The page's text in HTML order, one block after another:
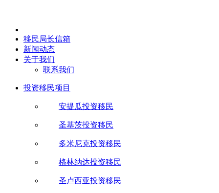
移民局长信箱
新闻动态
关于我们
联系我们
投资移民项目
安提瓜投资移民
圣基茨投资移民
多米尼克投资移民
格林纳达投资移民
圣卢西亚投资移民